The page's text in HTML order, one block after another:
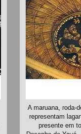
A maruana, roda-
representam
presente em